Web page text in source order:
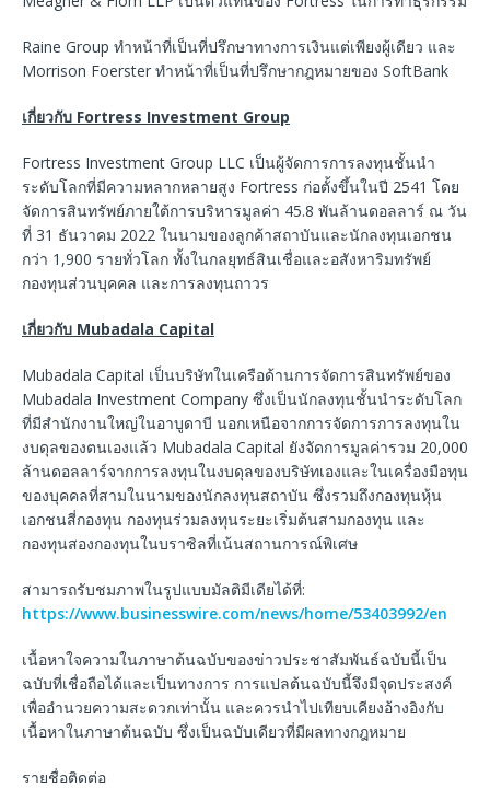
Raine Group ทำหน้าที่เป็นที่ปรึกษาทางการเงินแต่เพียงผู้เดียว และ
Morrison Foerster ทำหน้าที่เป็นที่ปรึกษากฎหมายของ SoftBank
เกี่ยวกับ Fortress Investment Group
Fortress Investment Group LLC เป็นผู้จัดการการลงทุนชั้นนำ
ระดับโลกที่มีความหลากหลายสูง Fortress ก่อตั้งขึ้นในปี 2541 โดย
จัดการสินทรัพย์ภายใต้การบริหารมูลค่า 45.8 พันล้านดอลลาร์ ณ วัน
ที่ 31 ธันวาคม 2022 ในนามของลูกค้าสถาบันและนักลงทุนเอกชน
กว่า 1,900 รายทั่วโลก ทั้งในกลยุทธ์สินเชื่อและอสังหาริมทรัพย์
กองทุนส่วนบุคคล และการลงทุนถาวร
เกี่ยวกับ Mubadala Capital
Mubadala Capital เป็นบริษัทในเครือด้านการจัดการสินทรัพย์ของ
Mubadala Investment Company ซึ่งเป็นนักลงทุนชั้นนำระดับโลก
ที่มีสำนักงานใหญ่ในอาบูดาบี นอกเหนือจากการจัดการการลงทุนใน
งบดุลของตนเองแล้ว Mubadala Capital ยังจัดการมูลค่ารวม 20,000
ล้านดอลลาร์จากการลงทุนในงบดุลของบริษัทเองและในเครื่องมือทุน
ของบุคคลที่สามในนามของนักลงทุนสถาบัน ซึ่งรวมถึงกองทุนหุ้น
เอกชนสี่กองทุน กองทุนร่วมลงทุนระยะเริ่มต้นสามกองทุน และ
กองทุนสองกองทุนในบราซิลที่เน้นสถานการณ์พิเศษ
สามารถรับชมภาพในรูปแบบมัลติมีเดียได้ที่:
https://www.businesswire.com/news/home/53403992/en
เนื้อหาใจความในภาษาต้นฉบับของข่าวประชาสัมพันธ์ฉบับนี้เป็น
ฉบับที่เชื่อถือได้และเป็นทางการ การแปลต้นฉบับนี้จึงมีจุดประสงค์
เพื่ออำนวยความสะดวกเท่านั้น และควรนำไปเทียบเคียงอ้างอิงกับ
เนื้อหาในภาษาต้นฉบับ ซึ่งเป็นฉบับเดียวที่มีผลทางกฎหมาย
รายชื่อติดต่อ